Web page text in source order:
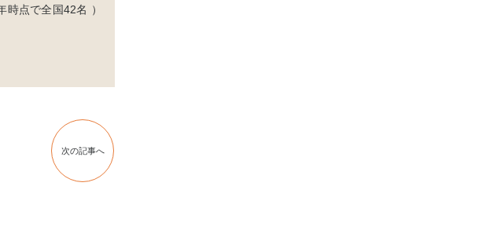
点で全国42名 ）
次の記事へ